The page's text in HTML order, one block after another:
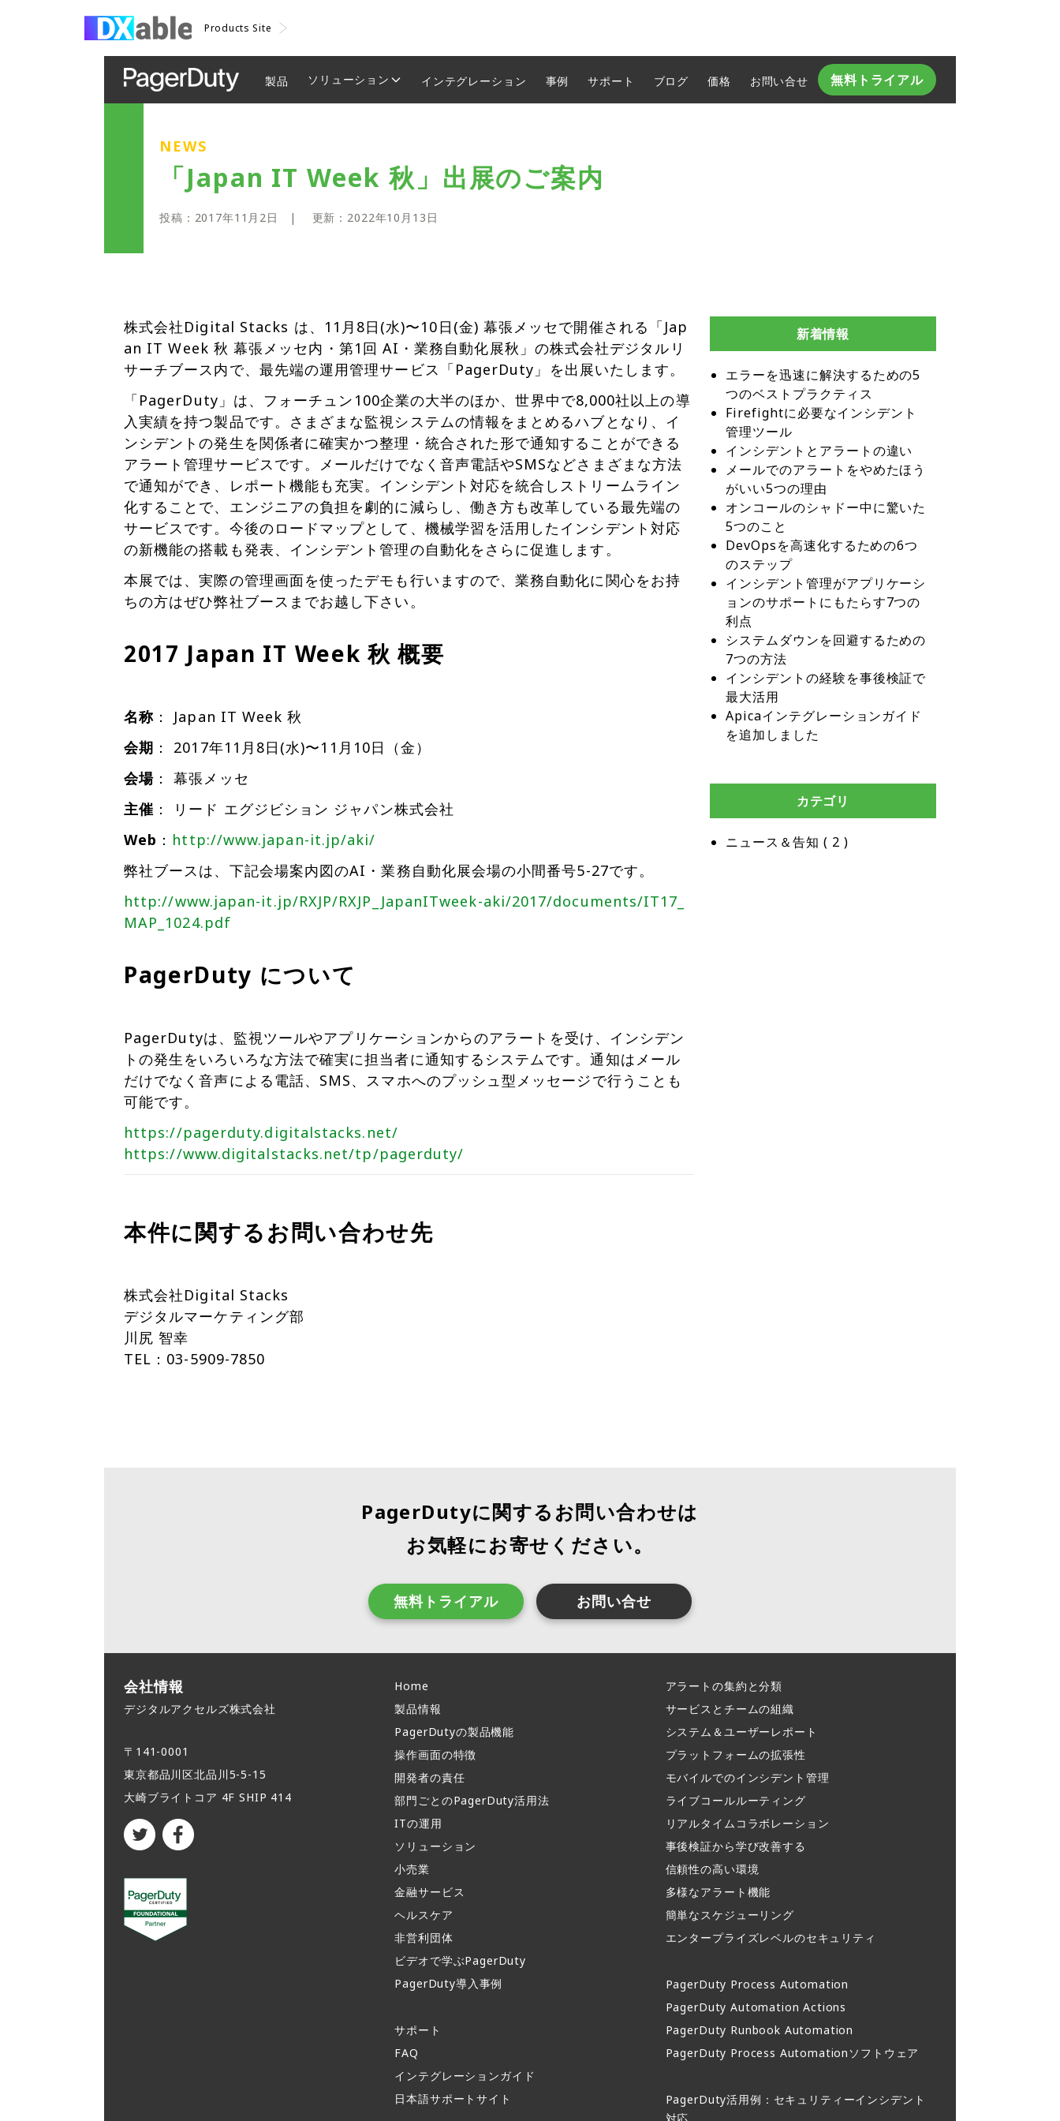
Products Site
製品 ソリューション インテグレーション 事例 サポート ブログ 価格 お問い合せ​ 無料トライアル
NEWS
「Japan IT Week 秋」出展のご案内
投稿： 2017年11月2日 | 更新： 2022年10月13日
株式会社Digital Stacks は、11月8日(水)〜10日(金) 幕張メッセで開催される「Jap
an IT Week 秋 幕張メッセ内・第1回 AI・業務自動化展秋」の株式会社デジタルリ
サーチブース内で、最先端の運用管理サービス「PagerDuty」を出展いたします。
「PagerDuty」は、フォーチュン100企業の大半のほか、世界中で8,000社以上の導
入実績を持つ製品です。さまざまな監視システムの情報をまとめるハブとなり、イ
ンシデントの発生を関係者に確実かつ整理・統合された形で通知することができる
アラート管理サービスです。メールだけでなく音声電話やSMSなどさまざまな方法
で通知ができ、レポート機能も充実。インシデント対応を統合しストリームライン
化することで、エンジニアの負担を劇的に減らし、働き方も改革している最先端の
サービスです。今後のロードマップとして、機械学習を活用したインシデント対応
の新機能の搭載も発表、インシデント管理の自動化をさらに促進します。
本展では、実際の管理画面を使ったデモも行いますので、業務自動化に関心をお持
ちの方はぜひ弊社ブースまでお越し下さい。
2017 Japan IT Week 秋 概要
名称 ： Japan IT Week 秋
会期 ： 2017年11月8日(水)〜11月10日（金）
会場 ： 幕張メッセ
主催 ： リード エグジビション ジャパン株式会社
Web ： http://www.japan-it.jp/aki/
弊社ブースは、下記会場案内図のAI・業務自動化展会場の小間番号5-27です。
http://www.japan-it.jp/RXJP/RXJP_JapanITweek-aki/2017/documents/IT17_
MAP_1024.pdf
PagerDuty について
PagerDutyは、監視ツールやアプリケーションからのアラートを受け、インシデン
トの発生をいろいろな方法で確実に担当者に通知するシステムです。通知はメール
だけでなく音声による電話、SMS、スマホへのプッシュ型メッセージで行うことも
可能です。
https://pagerduty.digitalstacks.net/
https://www.digitalstacks.net/tp/pagerduty/
本件に関するお問い合わせ先
株式会社Digital Stacks
デジタルマーケティング部
川尻 智幸
TEL：03-5909-7850
新着情報
エラーを迅速に解決するための5
つのベストプラクティス
Firefightに必要なインシデント
管理ツール
インシデントとアラートの違い
メールでのアラートをやめたほう
がいい5つの理由
オンコールのシャドー中に驚いた
5つのこと
DevOpsを高速化するための6つ
のステップ
インシデント管理がアプリケーシ
ョンのサポートにもたらす7つの
利点
システムダウンを回避するための
7つの方法
インシデントの経験を事後検証で
最大活用
Apicaインテグレーションガイド
を追加しました
カテゴリ
ニュース＆告知 ( 2 )
PagerDutyに関するお問い合わせは
お気軽にお寄せください。
無料トライアル お問い合せ
会社情報
デジタルアクセルズ株式会社
〒141-0001
東京都品川区北品川5-5-15​
大崎ブライトコア 4F SHIP 414
Home
製品情報​
PagerDutyの製品機能​
操作画面の特徴​
開発者の責任
部門ごとのPagerDuty活用法​
ITの運用​
ソリューション
小売業
金融サービス
ヘルスケア
非営利団体
ビデオで学ぶPagerDuty
PagerDuty導入事例​
サポート​
FAQ​
インテグレーションガイド​
日本語サポートサイト​
アラートの集約と分類​
サービスとチームの組織​
システム＆ユーザーレポート​
プラットフォームの拡張性
モバイルでのインシデント管理​
ライブコールルーティング​
リアルタイムコラボレーション​
事後検証から学び改善する
信頼性の高い環境​
多様なアラート機能​
簡単なスケジューリング​
エンタープライズレベルのセキュリティ
PagerDuty Process Automation
PagerDuty Automation Actions
PagerDuty Runbook Automation
PagerDuty Process Automationソフトウェア
PagerDuty活用例：セキュリティーインシデント